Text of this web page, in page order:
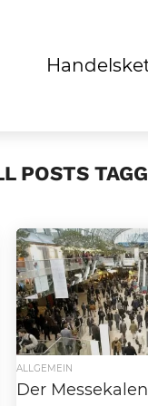
POSTS
ALLGEMEIN
Der